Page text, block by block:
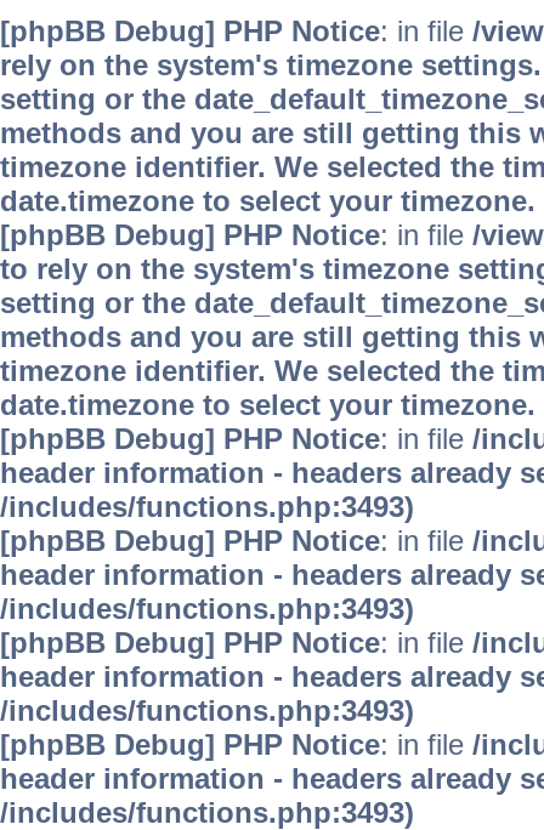
[phpBB Debug] PHP Notice: in file /
rely on the system's timezone
setting or the
methods and you are still getting this
timezone identifier. We selected the
date.timezone to select your timezone.
[phpBB Debug] PHP Notice: in file /
to rely on the system's timezone
setting or the
methods and you are still getting this
timezone identifier. We selected the
date.timezone to select your timezone.
[phpBB Debug] PHP Notice: in file /
header information - headers already
/includes/functions.php:3493)
[phpBB Debug] PHP Notice: in file /
header information - headers already
/includes/functions.php:3493)
[phpBB Debug] PHP Notice: in file /
header information - headers already
/includes/functions.php:3493)
[phpBB Debug] PHP Notice: in file /
header information - headers already
/includes/functions.php:3493)